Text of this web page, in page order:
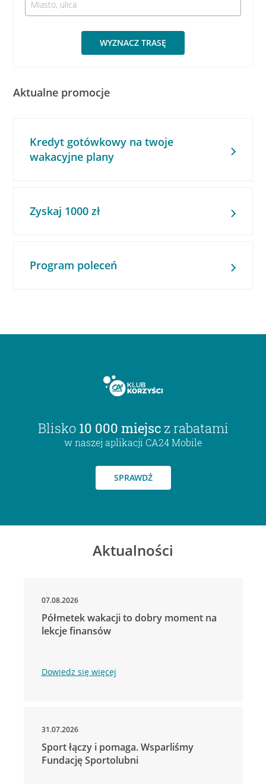
WYZNACZ TRASĘ
Aktualne promocje
Kredyt gotówkowy na twoje
wakacyjne plany
Zyskaj 1000 zł
Program poleceń
Blisko 10 000 miejsc z rabatami
w naszej aplikacji CA24 Mobile
SPRAWDŹ
Aktualności
07.08.2026
Półmetek wakacji to dobry moment na
lekcje finansów
Dowiedz się więcej
31.07.2026
Sport łączy i pomaga. Wsparliśmy
Fundację Sportolubni